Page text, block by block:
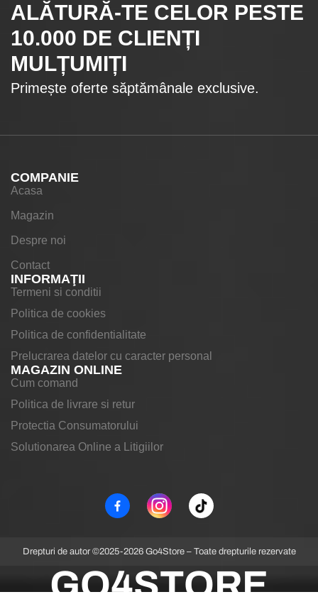
ALĂTURĂ-TE CELOR PESTE
10.000 DE CLIENȚI
MULȚUMIȚI
Primește oferte săptămânale exclusive.
COMPANIE
Acasa
Magazin
Despre noi
Contact
INFORMAŢII
Termeni si conditii
Politica de cookies
Politica de confidentialitate
Prelucrarea datelor cu caracter personal
MAGAZIN ONLINE
Cum comand
Politica de livrare si retur
Protectia Consumatorului
Solutionarea Online a Litigiilor
Drepturi de autor ©2025-2026 Go4Store – Toate drepturile rezervate
GO4STORE